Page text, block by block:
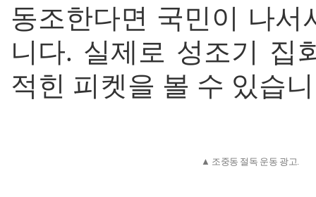
동조한다면 국민이 나서
니다. 실제로 성조기 집
적힌 피켓을 볼 수 있습
▲ 조중동 절독 운동 광고.